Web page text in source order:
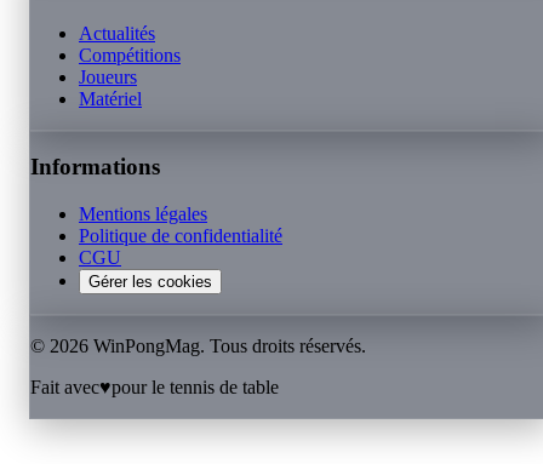
Actualités
Compétitions
Joueurs
Matériel
Informations
Mentions légales
Politique de confidentialité
CGU
Gérer les cookies
© 2026 WinPongMag. Tous droits réservés.
Fait avec♥pour le tennis de table